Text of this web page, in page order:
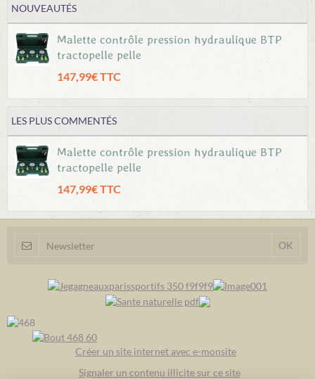
NOUVEAUTÉS
Malette contrôle pression hydraulique BTP
tractopelle pelle
147,99€ TTC
LES PLUS COMMENTÉS
Malette contrôle pression hydraulique BTP
tractopelle pelle
147,99€ TTC
Créer un site internet avec e-monsite
Signaler un contenu illicite sur ce site